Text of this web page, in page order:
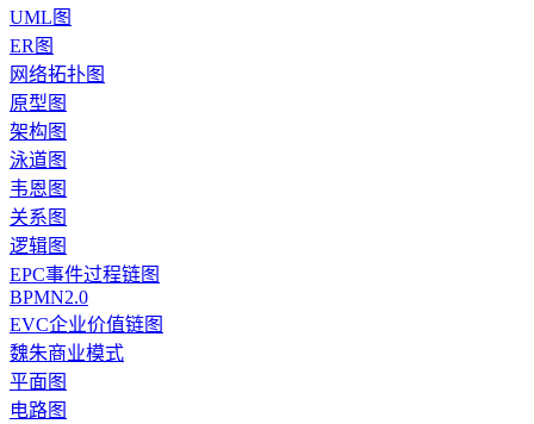
UML图
ER图
网络拓扑图
原型图
架构图
泳道图
韦恩图
关系图
逻辑图
EPC事件过程链图
BPMN2.0
EVC企业价值链图
魏朱商业模式
平面图
电路图